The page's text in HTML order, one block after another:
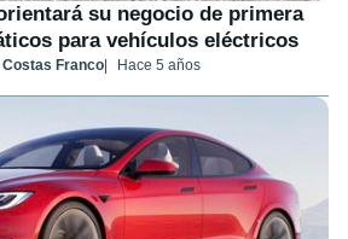
su negocio de primera
para vehículos eléctricos
Franco Hace 5 años